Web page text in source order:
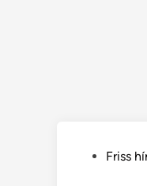
PostedFriss